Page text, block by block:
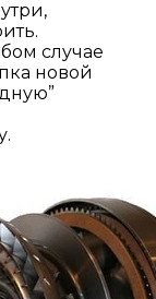
случае
новой